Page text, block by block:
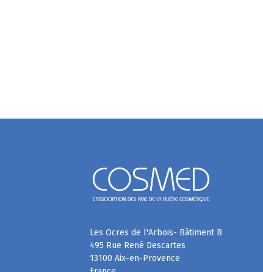
Les Ocres de l'Arbois- Bâtiment B
495 Rue René Descartes
13100 Aix-en-Provence